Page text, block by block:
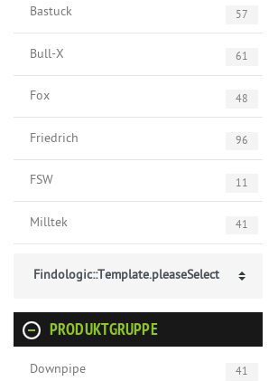
Bastuck 57
Bull-X 61
Fox 48
Friedrich 96
FSW 11
Milltek 41
Findologic::Template.pleaseSelect
PRODUKTGRUPPE
Downpipe 41